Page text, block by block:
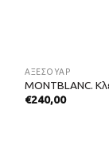
ΑΞΕΣΟΥΑΡ
MONTBLANC.
€240,00